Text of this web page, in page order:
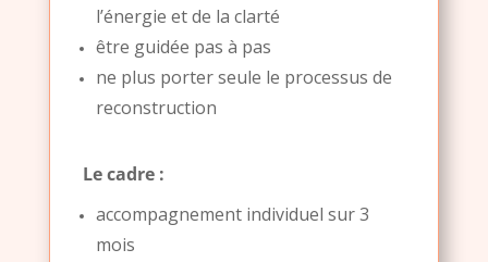
l’énergie et de la clarté
être guidée pas à pas
ne plus porter seule le processus de
reconstruction
Le cadre :
accompagnement individuel sur 3
mois